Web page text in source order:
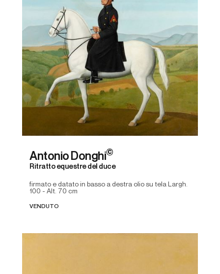
Antonio Donghi©
Ritratto equestre del duce
firmato e datato in basso a destra olio su tela Largh.
100 - Alt. 70 cm
VENDUTO